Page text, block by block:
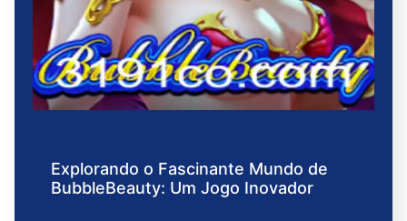
Explorando o Fascinante Mundo de
BubbleBeauty: Um Jogo Inovador